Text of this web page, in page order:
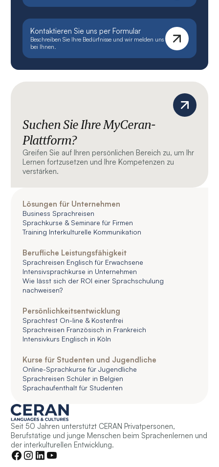
Kontaktieren Sie uns per Formular
Beschreiben Sie Ihre Bedürfnisse und wir melden uns
bei Ihnen.
Suchen Sie Ihre MyCeran-
Plattform?
Greifen Sie auf Ihren persönlichen Bereich zu, um Ihr
Lernen fortzusetzen und Ihre Kompetenzen zu
verstärken.
Lösungen für Unternehmen
Business Sprachreisen
Sprachkurse & Seminare für Firmen
Training Interkulturelle Kommunikation
Berufliche Leistungsfähigkeit
Sprachreisen Englisch für Erwachsene
Intensivsprachkurse in Unternehmen
Wie lässt sich der ROI einer Sprachschulung
nachweisen?
Persönlichkeitsentwicklung
Sprachtest On-line & Kostenfrei
Sprachreisen Französisch in Frankreich
Intensivkurs Englisch in Köln
Kurse für Studenten und Jugendliche
Online-Sprachkurse für Jugendliche
Sprachreisen Schüler in Belgien
Sprachaufenthalt für Studenten
Seit 50 Jahren unterstützt CERAN Privatpersonen,
Berufstätige und junge Menschen beim Sprachenlernen und
der interkulturellen Entwicklung.